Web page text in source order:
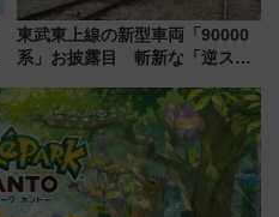
東武東上線の新型車両「90000
系」お披露目 斬新な「逆スラ
放的な車内空間に注目、デビュ
ーは9月